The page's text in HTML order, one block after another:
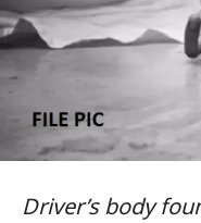
Driver’s body